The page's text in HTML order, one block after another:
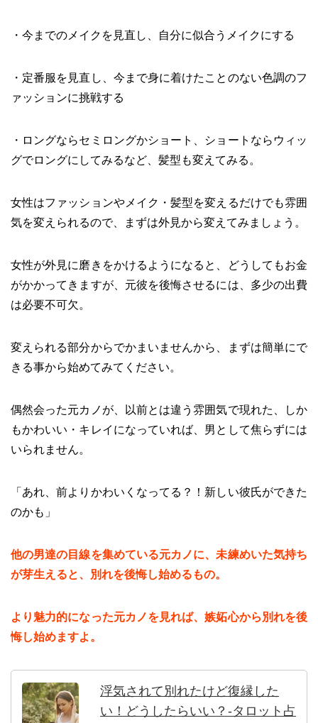
・今までのメイクを見直し、自分に似合うメイクにする
・定番服を見直し、今まで身に着けたことのない色調のフ
ァッションに挑戦する
・ロングならセミロングかショート、ショートならウィッ
グでロングにしてみるなど、髪型も変えてみる。
女性はファッションやメイク・髪型を変えるだけでも雰囲
気を変えられるので、まずは外見から変えてみましょう。
女性が外見に磨きをかけるようになると、どうしてもお金
がかかってきますが、元彼を後悔させるには、多少の出費
は必要不可欠。
変えられる部分からでかまいませんから、まずは簡単にで
きる事から始めてみてください。
偶然会った元カノが、以前とは違う雰囲気で現れた、しか
もかわいい・キレイになっていれば、男として焦らずには
いられません。
「あれ、前よりかわいくなってる？！新しい彼氏ができた
のかも」
他の男達の目線を集めている元カノに、未練めいた気持ち
が芽生えると、別れを後悔し始めるもの。
より魅力的になった元カノを見れば、嫉妬心から別れを後
悔し始めますよ。
浮気されて別れたけど復縁した
い！どうしたらいい？-タロット占